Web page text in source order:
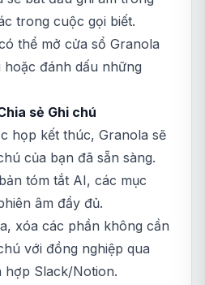
trong cuộc gọi biết.
thể mở cửa sổ Granola
đánh dấu những
sẻ Ghi chú
họp kết thúc, Granola sẽ
của bạn đã sẵn sàng.
tóm tắt AI, các mục
âm đầy đủ.
xóa các phần không cần
với đồng nghiệp qua
hợp Slack/Notion.